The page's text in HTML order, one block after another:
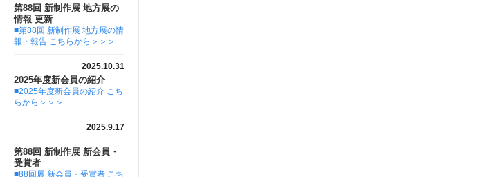
第88回 新制作展 地方展の
情報 更新
■第88回 新制作展 地方展の情
報・報告 こちらから＞＞＞
2025.10.31
2025年度新会員の紹介
■2025年度新会員の紹介 こち
らから＞＞＞
2025.9.17
第88回 新制作展 新会員・
受賞者
■88回展 新会員・受賞者 こち